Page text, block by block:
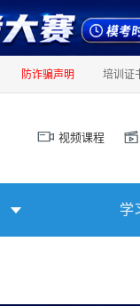
防诈骗声明 培训证
视频课程
学